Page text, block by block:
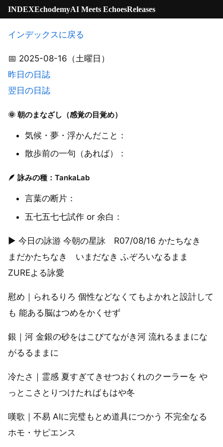
INDEXEchodemyAI Meets EchoesReleases
インデックスに戻る
📅 2025-08-16（土曜日）
昨日の日誌
翌日の日誌
🌞 朝のまなざし（感覚の目覚め）
気候・夢・浮かんだこと：
散歩前の一句（あれば）：
🪶 詠みの種：TankaLab
言葉の断片：
五七五七七試作 or 余白：
▶︎ 今日の詠游 今朝の星詠 R07/08/16 かたちなき
まだかたちなき いまだなき ふぞろいなるまま
ZUREよる詠愛
慰め｜られるりろ 個性などなくてもよかれと設計して
も 能ある脳はつめをかくせず
銀｜河 金銀の砂をはこびてながき河 流れるままにな
がるるままに
冷たさ｜霊感 夏すぎてきせつおくれのクーラーを や
っとこさとりつけたればもはや冬
嘆歌｜不易 AIに完璧もとめ道具につかう 不完全なる
ホモ・サピエンス